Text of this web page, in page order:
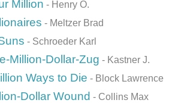
Million - Henry O.
- Meltzer Brad
- Schroeder Karl
Million-Dollar-Zug - Kastner J.
Ways to Die - Block Lawrence
Dollar Wound - Collins Max